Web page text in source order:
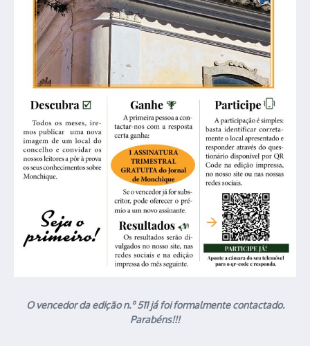
O vencedor da edição n.º 511 já foi formalmente contactado.
Parabéns!!!